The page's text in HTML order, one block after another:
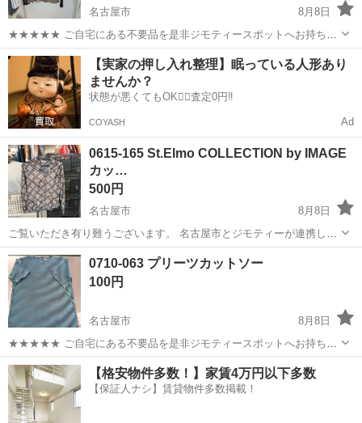
名古屋市
8月8日
★★★★★ ご自宅にある不要品を是非ジモティースポットへお持ち込
みしませんか？ 家電、趣味・スポーツ・レジャー用品、こども用品、
衣料服飾品、生活雑貨、家具、本、CD・DVDなどが無料でまとめて持
ち込めます！ ※詳細はこ...
愛知 名古屋市 カットソー 現地
【実家の押し入れ整理】眠っている人形あり
ませんか？
状態が悪くてもOK🙆‍♀️査定0円‼️
COYASH Ad
0615-165 St.Elmo COLLECTION by IMAGE
カッ…
500円
名古屋市
8月8日
ご覧いただき有り難うございます。 名古屋市とジモティーが連携して
運営しています。 粗⼤ごみ等の減量を⽬的にまだ使えるものをリユー
スしています。 ★★★★★ ご自宅にある不要品を是非ジモティースポ
ットへお持...
愛知 名古屋市 カットソー リユース
0710-063 プリーツカットソー
100円
名古屋市
8月8日
★★★★★ ご自宅にある不要品を是非ジモティースポットへお持ち込
みしませんか？ 家電、趣味・スポーツ・レジャー用品、こども用品、
衣料服飾品、生活雑貨、家具、本、CD・DVDなどが無料でまとめて持
ち込めます！ ※詳細はこ...
愛知 名古屋市 カットソー 現地
【格安物件多数！】家賃4万円以下多数
【保証人ナシ】賃貸物件多数掲載！